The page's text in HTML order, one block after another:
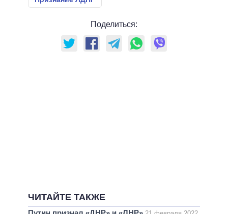
Поделиться:
ЧИТАЙТЕ ТАКЖЕ